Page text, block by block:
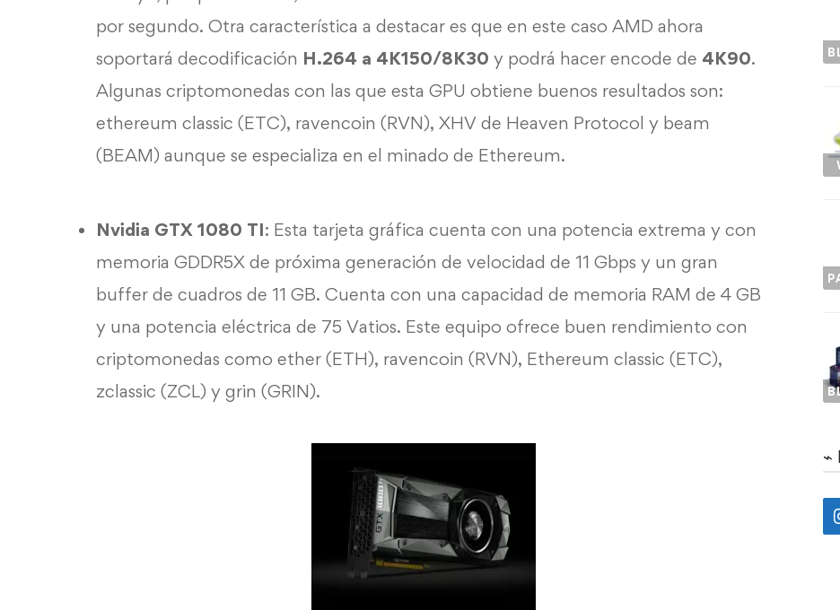
por segundo. Otra característica a destacar es que en este caso AMD ahora
soportará decodificación H.264 a 4K150/8K30 y podrá hacer encode de 4K90.
Algunas criptomonedas con las que esta GPU obtiene buenos resultados son:
ethereum classic (ETC), ravencoin (RVN), XHV de Heaven Protocol y beam
(BEAM) aunque se especializa en el minado de Ethereum.
Nvidia GTX 1080 TI: Esta tarjeta gráfica cuenta con una potencia extrema y con
memoria GDDR5X de próxima generación de velocidad de 11 Gbps y un gran
buffer de cuadros de 11 GB. Cuenta con una capacidad de memoria RAM de 4 GB
y una potencia eléctrica de 75 Vatios. Este equipo ofrece buen rendimiento con
criptomonedas como ether (ETH), ravencoin (RVN), Ethereum classic (ETC),
zclassic (ZCL) y grin (GRIN).
⌁